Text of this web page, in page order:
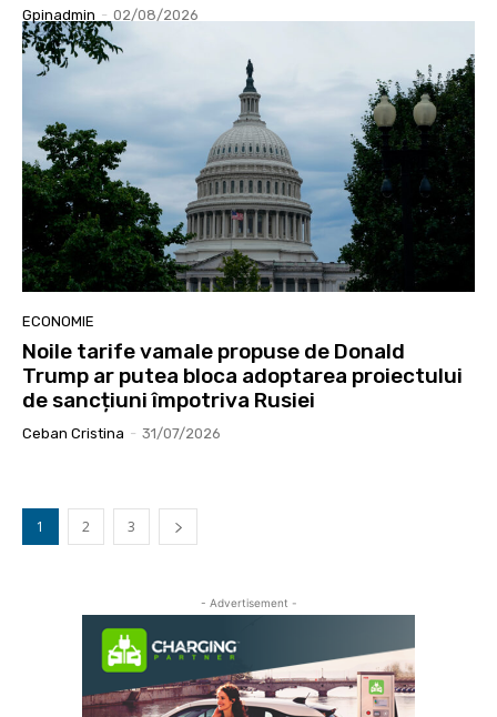
Gpinadmin - 02/08/2026
ECONOMIE
Noile tarife vamale propuse de Donald
Trump ar putea bloca adoptarea proiectului
de sancțiuni împotriva Rusiei
Ceban Cristina - 31/07/2026
1 2 3
- Advertisement -